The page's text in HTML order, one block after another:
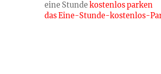
eine Stundekostenlos parken
das Eine-Stunde-kostenlos-